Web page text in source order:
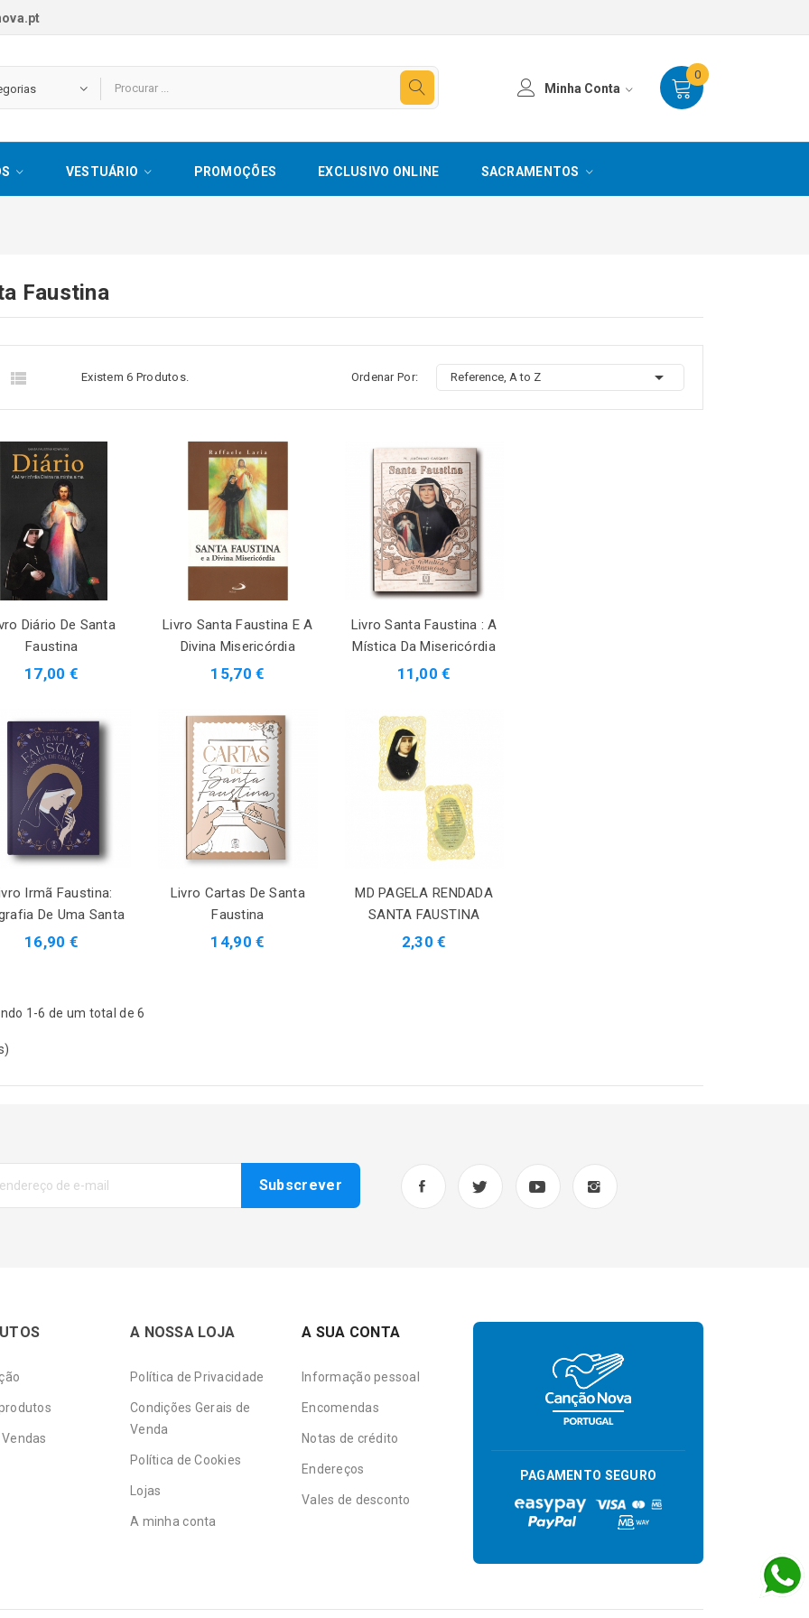
0
Minha Conta
VESTUÁRIO PROMOÇÕES EXCLUSIVO ONLINE SACRAMENTOS
Faustina
 Existem 6 Produtos. Ordenar Por: Reference, A to Z 
Diário De Santa
Faustina
17,00 €
Livro Santa Faustina E A
Divina Misericórdia
15,70 €
Livro Santa Faustina : A
Mística Da Misericórdia
11,00 €
Irmã Faustina:
De Uma Santa
16,90 €
Livro Cartas De Santa
Faustina
14,90 €
MD PAGELA RENDADA
SANTA FAUSTINA
2,30 €
1-6 de um total de 6
A NOSSA LOJA
Política de Privacidade
Condições Gerais de
Venda
Política de Cookies
Lojas
A minha conta
A SUA CONTA
Informação pessoal
Encomendas
Notas de crédito
Endereços
Vales de desconto
PAGAMENTO SEGURO